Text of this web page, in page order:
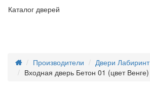
Каталог дверей
Производители
Двери Лабиринт
Входная дверь Бетон 01 (цвет Венге)